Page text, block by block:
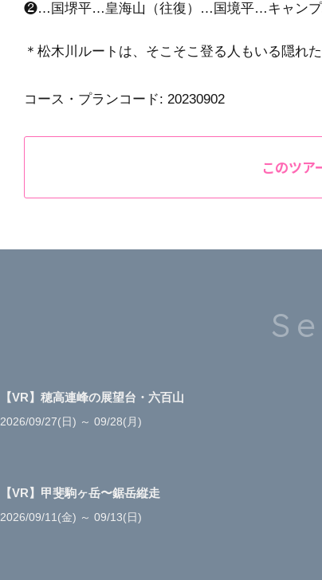
❷…国堺平…皇海山（往復）…国境平…キャンプ
＊松木川ルートは、そこそこ登る人もいる隠れた
コース・プランコード: 20230902
このツア
【VR】穂高連峰の展望台・六百山
2026/09/27(日) ～ 09/28(月)
【VR】甲斐駒ヶ岳〜鋸岳縦走
2026/09/11(金) ～ 09/13(日)